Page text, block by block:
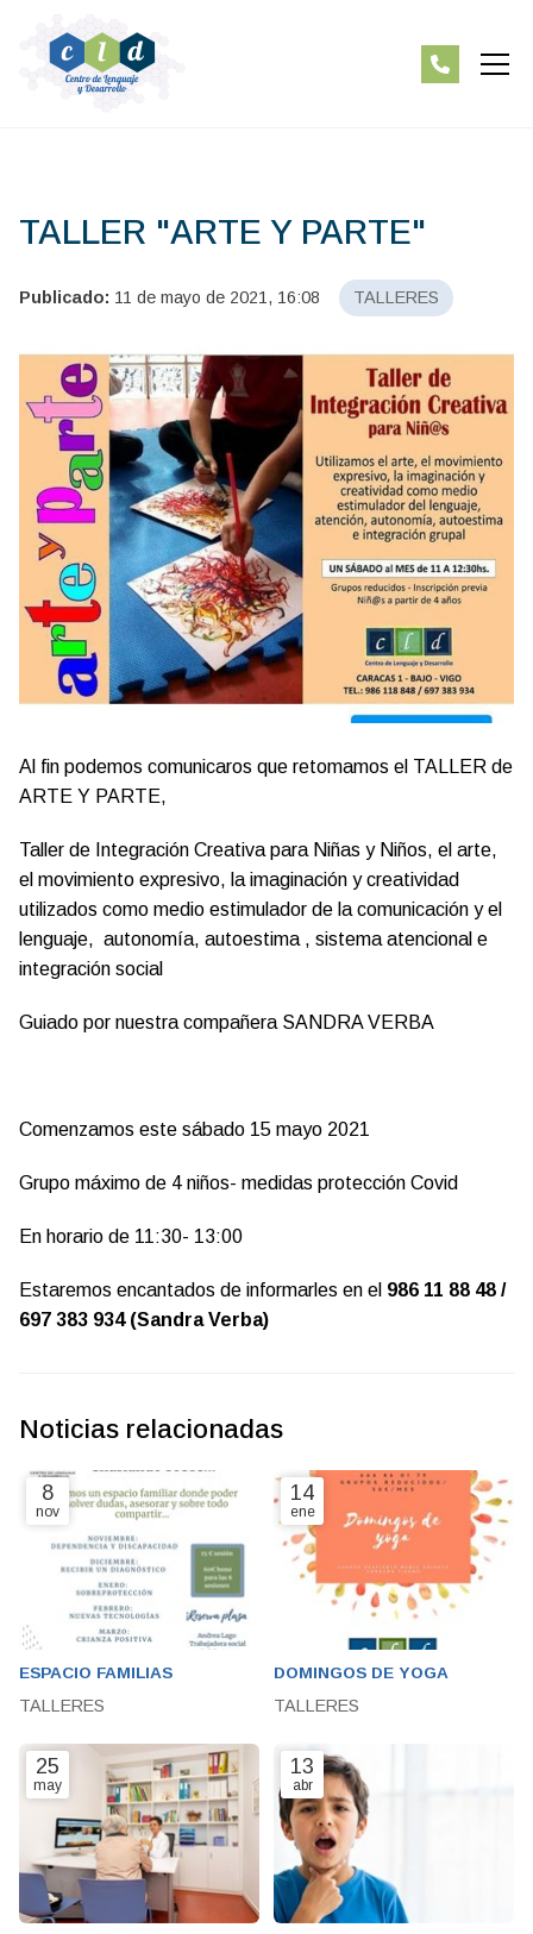
TALLER "ARTE Y PARTE"
Publicado: 11 de mayo de 2021, 16:08 TALLERES
Al fin podemos comunicaros que retomamos el TALLER de
ARTE Y PARTE,
Taller de Integración Creativa para Niñas y Niños, el arte,
el movimiento expresivo, la imaginación y creatividad
utilizados como medio estimulador de la comunicación y el
lenguaje, autonomía, autoestima , sistema atencional e
integración social
Guiado por nuestra compañera SANDRA VERBA
Comenzamos este sábado 15 mayo 2021
Grupo máximo de 4 niños- medidas protección Covid
En horario de 11:30- 13:00
Estaremos encantados de informarles en el 986 11 88 48 /
697 383 934 (Sandra Verba)
Noticias relacionadas
8
nov
ESPACIO FAMILIAS
TALLERES
14
ene
DOMINGOS DE YOGA
TALLERES
25
may
13
abr